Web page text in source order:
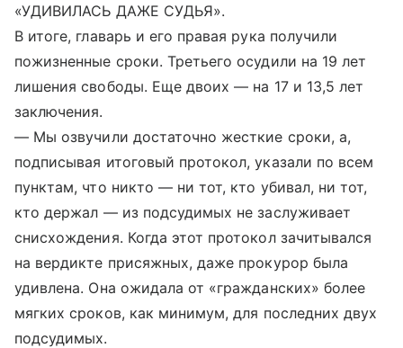
«УДИВИЛАСЬ ДАЖЕ СУДЬЯ».
В итоге, главарь и его правая рука получили
пожизненные сроки. Третьего осудили на 19 лет
лишения свободы. Еще двоих — на 17 и 13,5 лет
заключения.
— Мы озвучили достаточно жесткие сроки, а,
подписывая итоговый протокол, указали по всем
пунктам, что никто — ни тот, кто убивал, ни тот,
кто держал — из подсудимых не заслуживает
снисхождения. Когда этот протокол зачитывался
на вердикте присяжных, даже прокурор была
удивлена. Она ожидала от «гражданских» более
мягких сроков, как минимум, для последних двух
подсудимых.